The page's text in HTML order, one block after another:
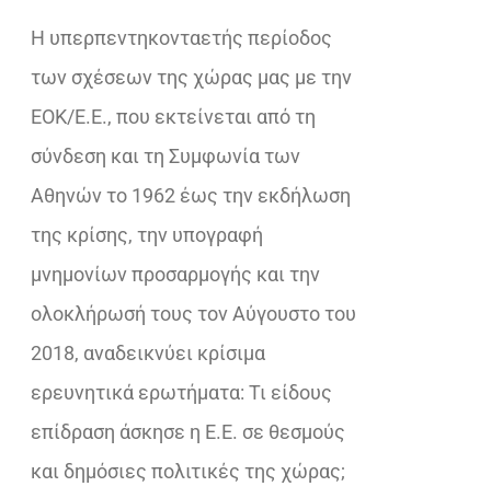
Η υπερπεντηκονταετής περίοδος
των σχέσεων της χώρας μας με την
ΕΟΚ/Ε.Ε., που εκτείνεται από τη
σύνδεση και τη Συμφωνία των
Αθηνών το 1962 έως την εκδήλωση
της κρίσης, την υπογραφή
μνημονίων προσαρμογής και την
ολοκλήρωσή τους τον Αύγουστο του
2018, αναδεικνύει κρίσιμα
ερευνητικά ερωτήματα: Τι είδους
επίδραση άσκησε η Ε.Ε. σε θεσμούς
και δημόσιες πολιτικές της χώρας;